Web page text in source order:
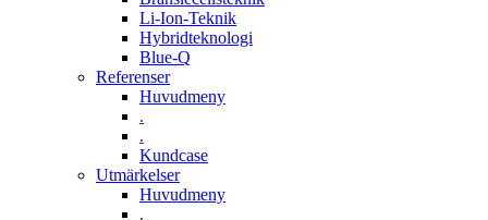
Li-Ion-Teknik
Hybridteknologi
Blue-Q
Referenser
Huvudmeny
.
.
Kundcase
Utmärkelser
Huvudmeny
.